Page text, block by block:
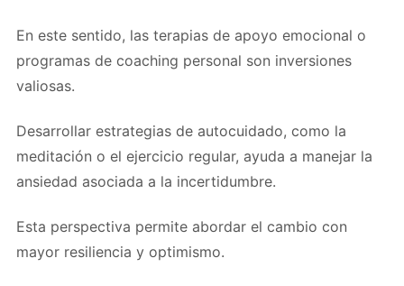
En este sentido, las terapias de apoyo emocional o
programas de coaching personal son inversiones
valiosas.
Desarrollar estrategias de autocuidado, como la
meditación o el ejercicio regular, ayuda a manejar la
ansiedad asociada a la incertidumbre.
Esta perspectiva permite abordar el cambio con
mayor resiliencia y optimismo.